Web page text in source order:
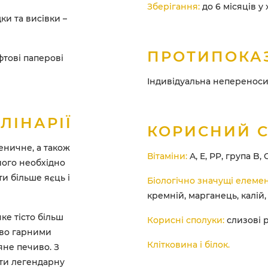
та висівки –
паперові
а також
необхідно
більше яєць і
тісто більш
гарними
печиво. З
легендарну
Зберігання: до 6 місяців
Індивідуальна
КОРИСНИЙ
Вітаміни: A, E, PP, група B,
Біологічно значущі
кремній, марганець, калій,
Корисні сполуки: слизові
Клітковина і білок.